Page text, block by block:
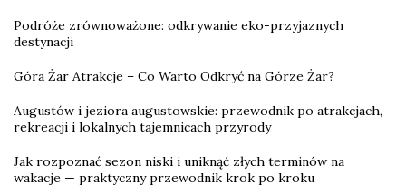
Podróże zrównoważone: odkrywanie eko-przyjaznych
destynacji
Góra Żar Atrakcje – Co Warto Odkryć na Górze Żar?
Augustów i jeziora augustowskie: przewodnik po atrakcjach,
rekreacji i lokalnych tajemnicach przyrody
Jak rozpoznać sezon niski i uniknąć złych terminów na
wakacje — praktyczny przewodnik krok po kroku